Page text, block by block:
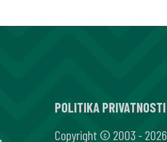
POLITIKA PRIVATNOSTI
Copyright © 2003 - 2026.